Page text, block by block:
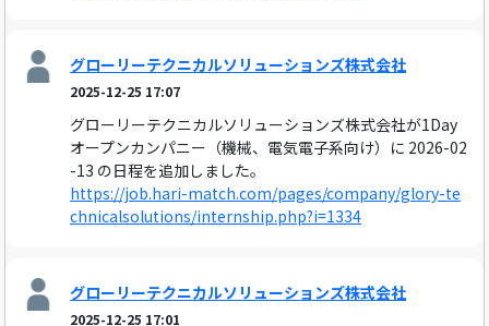
グローリーテクニカルソリューションズ株式会社
2025-12-25 17:07
グローリーテクニカルソリューションズ株式会社が1Day
オープンカンパニー（機械、電気電子系向け）に 2026-02
-13 の日程を追加しました。
https://job.hari-match.com/pages/company/glory-te
chnicalsolutions/internship.php?i=1334
グローリーテクニカルソリューションズ株式会社
2025-12-25 17:01